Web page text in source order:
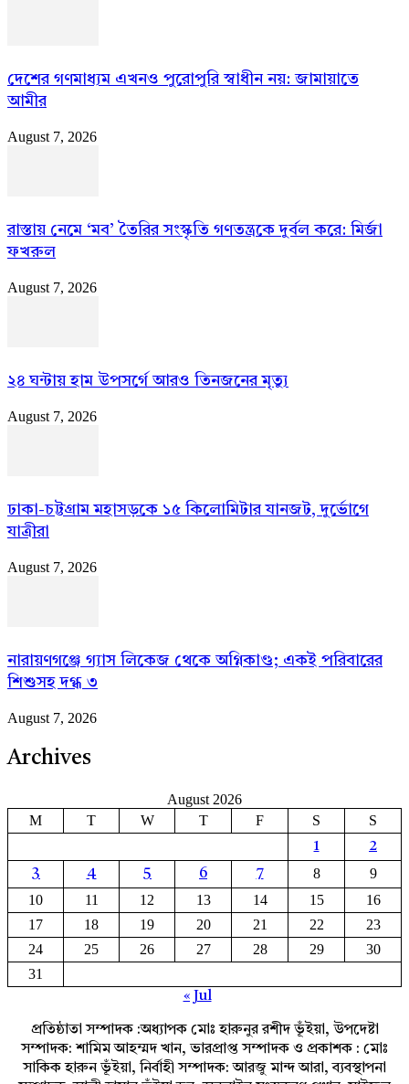
দেশের গণমাধ্যম এখনও পুরোপুরি স্বাধীন নয়: জামায়াতে
আমীর
August 7, 2026
রাস্তায় নেমে ‘মব’ তৈরির সংস্কৃতি গণতন্ত্রকে দুর্বল করে: মির্জা
ফখরুল
August 7, 2026
২৪ ঘন্টায় হাম উপসর্গে আরও তিনজনের মৃত্যু
August 7, 2026
ঢাকা-চট্টগ্রাম মহাসড়কে ১৫ কিলোমিটার যানজট, দুর্ভোগে
যাত্রীরা
August 7, 2026
নারায়ণগঞ্জে গ্যাস লিকেজ থেকে অগ্নিকাণ্ড; একই পরিবারের
শিশুসহ দগ্ধ ৩
August 7, 2026
Archives
August 2026
M
T W T F S S
1
2
3
4 5 6 7 8
9
10
11 12 13 14 15
16
17
18 19 20 21 22
23
24
25 26 27 28 29
30
31
« Jul
প্রতিষ্ঠাতা সম্পাদক :অধ্যাপক মোঃ হারুনুর রশীদ ভূঁইয়া, উপদেষ্টা
সম্পাদক: শামিম আহম্মদ খান, ভারপ্রাপ্ত সম্পাদক ও প্রকাশক : মোঃ
সাকিক হারুন ভূঁইয়া, নির্বাহী সম্পাদক: আরজু মান্দ আরা, ব্যবস্থাপনা